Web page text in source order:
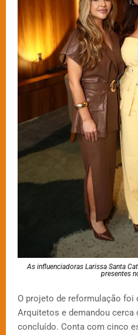
As influenciadoras Larissa Santa
presentes
O projeto de reformulação foi
Arquitetos e demandou cerca
concluído. Conta com cinco